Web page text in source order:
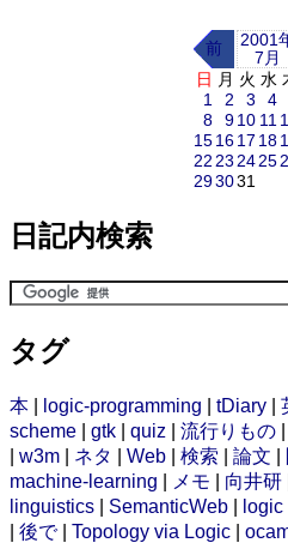
前
2001
7月
日 月 火 水
1
2 3 4
8
910 11
151617 18
22 23 2425
293031
日記内検索
タグ
本 logic-programming tDiary
scheme
gtk quiz 流行りもの
w3m ネタ Web 検索 論文
machine-learning
メモ 向井研
linguistics
SemanticWeb logic
後で| Topology via Logic